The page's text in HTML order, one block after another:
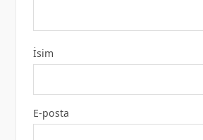
İsim
E-posta